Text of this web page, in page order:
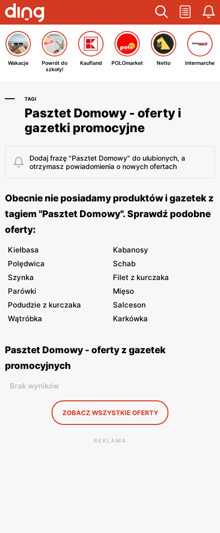
Wakacje
Powrót do
szkoły!
Kaufland POLOmarket Netto Intermarche
TAGI
Pasztet Domowy - oferty i
gazetki promocyjne
Dodaj frazę "Pasztet Domowy" do ulubionych, a
otrzymasz powiadomienia o nowych ofertach
Obecnie nie posiadamy produktów i gazetek z
tagiem "Pasztet Domowy". Sprawdź podobne
oferty:
Kiełbasa
Kabanosy
Polędwica
Schab
Szynka
Filet z kurczaka
Parówki
Mięso
Podudzie z kurczaka
Salceson
Wątróbka
Karkówka
Pasztet Domowy - oferty z gazetek
promocyjnych
Brak wyników
ZOBACZ WSZYSTKIE OFERTY
REKLAMA